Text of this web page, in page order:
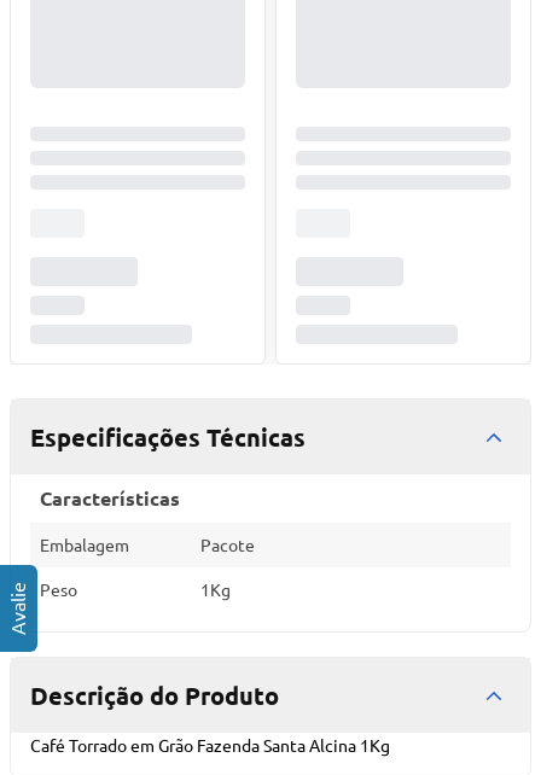
Especificações Técnicas
Características
Embalagem Pacote
Peso 1Kg
Descrição do Produto
Café Torrado em Grão Fazenda Santa Alcina 1Kg